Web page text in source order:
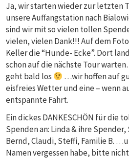
Ja, wir starten wieder zur letzten
unsere Auffangstation nach
sind wir mit so vielen tollen
vielen, vielen Dank!!! Auf dem
Keller die “Hunde- Ecke”. Dort
schon auf die nächste Tour
geht bald los
…wir hoffen auf
eisfreies Wetter und eine – wenn
entspannte Fahrt.
Ein dickes DANKESCHÖN für die
Spenden an: Linda & ihre Spender,
Bernd, Claudi, Steffi, Familie B.
Namen vergessen habe, bitte